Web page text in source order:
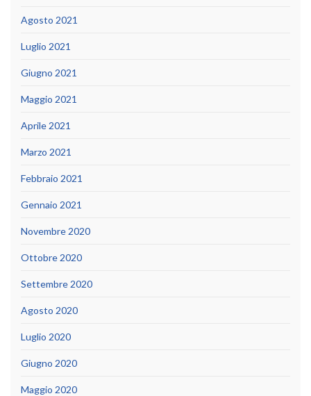
Agosto 2021
Luglio 2021
Giugno 2021
Maggio 2021
Aprile 2021
Marzo 2021
Febbraio 2021
Gennaio 2021
Novembre 2020
Ottobre 2020
Settembre 2020
Agosto 2020
Luglio 2020
Giugno 2020
Maggio 2020